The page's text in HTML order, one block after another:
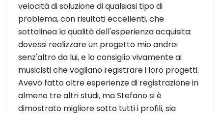
velocità di soluzione di qualsiasi tipo di
problema, con risultati eccellenti, che
sottolinea la qualità dell'esperienza acquisita:
dovessi realizzare un progetto mio andrei
senz'altro da lui, e lo consiglio vivamente ai
musicisti che vogliano registrare i loro progetti.
Avevo fatto altre esperienze di registrazione in
almeno tre altri studi, ma Stefano si è
dimostrato migliore sotto tutti i profili, sia